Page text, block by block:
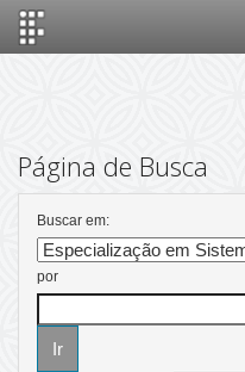
Página de Busca
Buscar em:
por